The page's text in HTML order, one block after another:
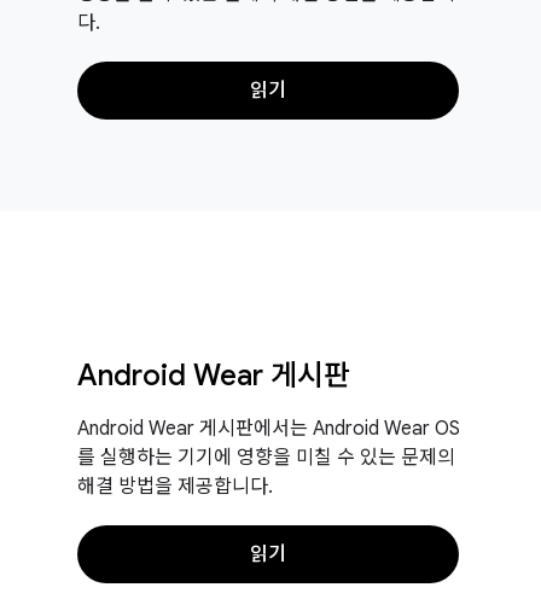
다.
읽기
Android Wear 게시판
Android Wear 게시판에서는 Android Wear OS
를 실행하는 기기에 영향을 미칠 수 있는 문제의
해결 방법을 제공합니다.
읽기